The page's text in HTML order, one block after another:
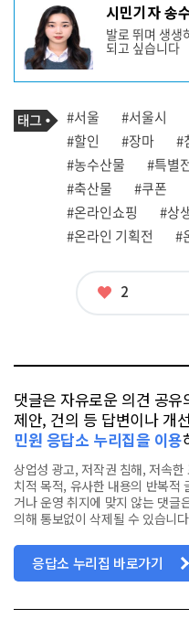
작
성
자
프
필
시민기자 송
발로 뛰며 생생
되고 싶습니다
기
사
관
련
태
그
태
그
#서울 #서울시
#할인
#장마 #
#농수산물
#특별
#축산물
#쿠폰
#온라인쇼핑
#상
#온라인 기획전
#
좋
2
댓글은 자유로운 의견 공
제안, 건의 등 답변이나 개
민원 응답소 누리집을 이용
상업성 광고, 저작권 침해, 저속
치적 목적, 유사한 내용의 반복적
거나 운영 취지에 맞지 않는 댓글
의해 통보없이 삭제될 수 있습니
응답소 누리집 바로가기